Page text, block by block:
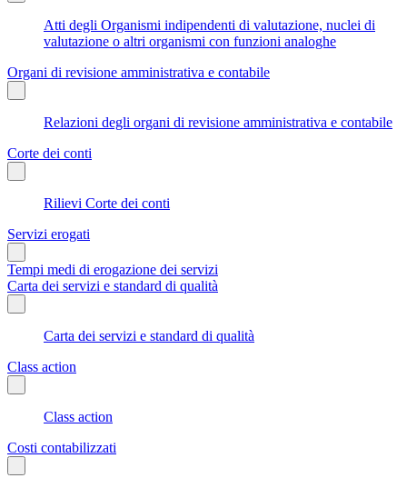
Atti degli Organismi indipendenti di valutazione, nuclei di
valutazione o altri organismi con funzioni analoghe
Organi di revisione amministrativa e contabile
Relazioni degli organi di revisione amministrativa e contabile
Corte dei conti
Rilievi Corte dei conti
Servizi erogati
Tempi medi di erogazione dei servizi
Carta dei servizi e standard di qualità
Carta dei servizi e standard di qualità
Class action
Class action
Costi contabilizzati